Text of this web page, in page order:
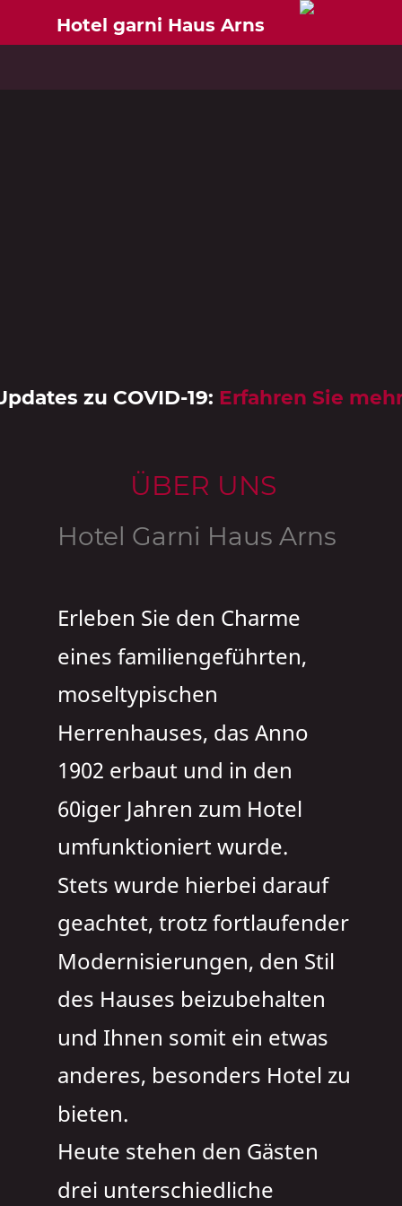
Hotel garni Haus Arns
ÜBER UNS
Hotel Garni Haus Arns
Erleben Sie den Charme
eines familiengeführten,
moseltypischen
Herrenhauses, das Anno
1902 erbaut und in den
60iger Jahren zum Hotel
umfunktioniert wurde.
Stets wurde hierbei darauf
geachtet, trotz fortlaufender
Modernisierungen, den Stil
des Hauses beizubehalten
und Ihnen somit ein etwas
anderes, besonders Hotel zu
bieten.
Heute stehen den Gästen
drei unterschiedliche
zu COVID-19: Erfahren Sie